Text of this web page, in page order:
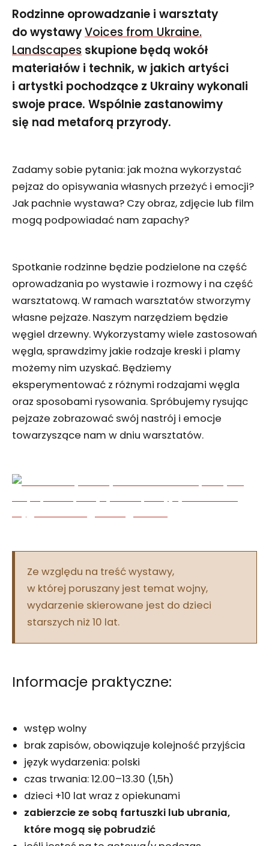
Rodzinne oprowadzanie i warsztaty
do wystawyVoices from Ukraine.
Landscapes skupione będą wokół
materiałów i technik, w jakich artyści
i artystki pochodzące z Ukrainy wykonali
swoje prace. Wspólnie zastanowimy
się nad metaforą przyrody.
Zadamy sobie pytania: jak można wykorzystać
pejzaż do opisywania własnych przeżyć i emocji?
Jak pachnie wystawa? Czy obraz, zdjęcie lub film
mogą podpowiadać nam zapachy?
Spotkanie rodzinne będzie podzielone na część
oprowadzania po wystawie i rozmowy i na część
warsztatową. W ramach warsztatów stworzymy
własne pejzaże. Naszym narzędziem będzie
węgiel drzewny. Wykorzystamy wiele zastosowań
węgla, sprawdzimy jakie rodzaje kreski i plamy
możemy nim uzyskać. Będziemy
eksperymentować z różnymi rodzajami węgla
oraz sposobami rysowania. Spróbujemy rysując
pejzaże zobrazować swój nastrój i emocje
towarzyszące nam w dniu warsztatów.
Ze względu na treść wystawy,
w której poruszany jest temat wojny,
wydarzenie skierowane jest do dzieci
starszych niż 10 lat.
Informacje praktyczne:
wstęp wolny
brak zapisów, obowiązuje kolejność przyjścia
język wydarzenia: polski
czas trwania: 12.00–13.30 (1,5h)
dzieci +10 lat wraz z opiekunami
zabierzcie ze sobą fartuszki lub ubrania,
które mogą się pobrudzić